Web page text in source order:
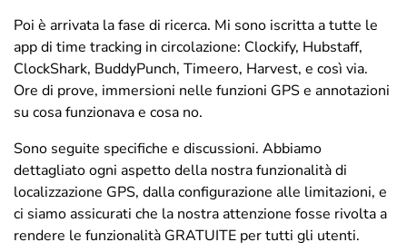
Poi è arrivata la fase di ricerca. Mi sono iscritta a tutte le
app di time tracking in circolazione: Clockify, Hubstaff,
ClockShark, BuddyPunch, Timeero, Harvest, e così via.
Ore di prove, immersioni nelle funzioni GPS e annotazioni
su cosa funzionava e cosa no.
Sono seguite specifiche e discussioni. Abbiamo
dettagliato ogni aspetto della nostra funzionalità di
localizzazione GPS, dalla configurazione alle limitazioni, e
ci siamo assicurati che la nostra attenzione fosse rivolta a
rendere le funzionalità GRATUITE per tutti gli utenti.